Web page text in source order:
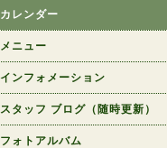
カレンダー
メニュー
インフォメーション
スタッフ ブログ（随時更新）
フォトアルバム